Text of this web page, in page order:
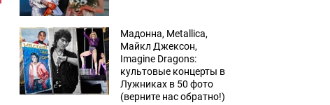
Мадонна, Metallica,
Майкл Джексон,
Imagine Dragons:
культовые концерты в
Лужниках в 50 фото
(верните нас обратно!)